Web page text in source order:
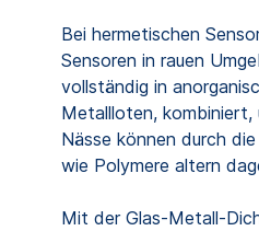
Bei hermetischen
Sensoren in rauen
vollständig in
Metallloten, kombiniert,
Nässe können durch
wie Polymere altern
Mit der Glas-Metall-